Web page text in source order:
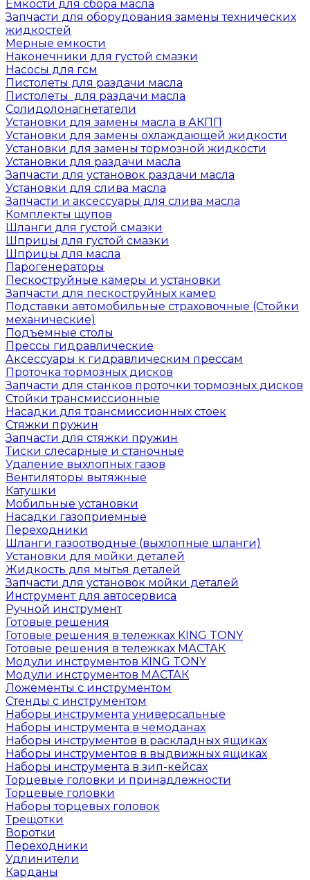
Емкости для сбора масла
Запчасти для оборудования замены технических
жидкостей
Мерные емкости
Наконечники для густой смазки
Насосы для гсм
Пистолеты для раздачи масла
Пистолеты для раздачи масла
Солидолонагнетатели
Установки для замены масла в АКПП
Установки для замены охлаждающей жидкости
Установки для замены тормозной жидкости
Установки для раздачи масла
Запчасти для установок раздачи масла
Установки для слива масла
Запчасти и аксессуары для слива масла
Комплекты щупов
Шланги для густой смазки
Шприцы для густой смазки
Шприцы для масла
Парогенераторы
Пескоструйные камеры и установки
Запчасти для пескоструйных камер
Подставки автомобильные страховочные (Стойки
механические)
Подъемные столы
Прессы гидравлические
Аксессуары к гидравлическим прессам
Проточка тормозных дисков
Запчасти для станков проточки тормозных дисков
Стойки трансмиссионные
Насадки для трансмиссионных стоек
Стяжки пружин
Запчасти для стяжки пружин
Тиски слесарные и станочные
Удаление выхлопных газов
Вентиляторы вытяжные
Катушки
Мобильные установки
Насадки газоприемные
Переходники
Шланги газоотводные (выхлопные шланги)
Установки для мойки деталей
Жидкость для мытья деталей
Запчасти для установок мойки деталей
Инструмент для автосервиса
Ручной инструмент
Готовые решения
Готовые решения в тележках KING TONY
Готовые решения в тележках МАСТАК
Модули инструментов KING TONY
Модули инструментов МАСТАК
Ложементы с инструментом
Стенды с инструментом
Наборы инструмента универсальные
Наборы инструмента в чемоданах
Наборы инструментов в раскладных ящиках
Наборы инструментов в выдвижных ящиках
Наборы инструмента в зип-кейсах
Торцевые головки и принадлежности
Торцевые головки
Наборы торцевых головок
Трещотки
Воротки
Переходники
Удлинители
Карданы